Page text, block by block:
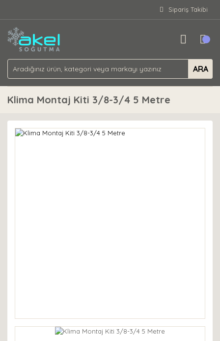
Sipariş Takibi
ARA
Klima Montaj Kiti 3/8-3/4 5 Metre